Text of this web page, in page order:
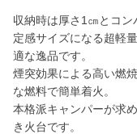
収納時は厚さ1㎝とコ
定感サイズになる超軽
適な逸品です。
煙突効果による高い燃
な燃料で簡単着火。
本格派キャンパーが求
き火台です。